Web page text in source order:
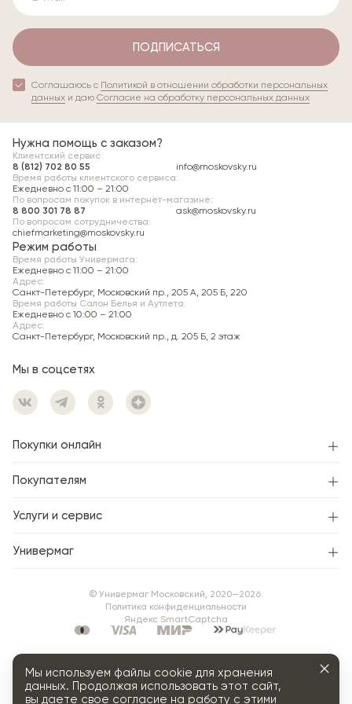
характеристик товара
Заказы от30 000рублей доставляются
При отказеот всех доставленных товаров
стоимость выезда курьера составляет500 рублей
Доставка с примеркой (СПб и ЛО)
Вы можете примерить вещи при доставке и
оплатить только те, которые подошли.
Примерка возможна в помещениях, где
допускается присутствие курьера.
Владельцы карт Premium могут получить
консультацию продавца-стилиста во время
доставки.
Самовывоз
Пункт самовывоза:Московский универмаг, 196066,
Женский зал.
Хранение неоплаченного заказа —
подтверждения.
ПОДПИСАТЬСЯ
Соглашаюсь с Политикой в отношении обработки персональных
данных и даю Согласие на обработку персональных данных
Нужна помощь с заказом?
Клиентский сервис:
8 (812) 702 80 55
info@moskovsky.ru
Время работы клиентского сервиса:
Ежедневно с 11:00 – 21:00
По вопросам сотрудничества:
chiefmarketing@moskovsky.ru
По вопросам покупок в интернет-магазине:
8 800 301 78 87
ask@moskovsky.ru
Режим работы
Время работы Универмага:
Ежедневно c 11:00 – 21:00
Адрес:
Санкт-Петербург, Московский пр., 205 А, 205 Б, 220
Время работы Салон Белья и Аутлета:
Ежедневно c 10:00 – 21:00
Адрес:
Санкт-Петербург, Московский пр., д. 205 Б, 2 этаж
Мы в соцсетях
Покупки онлайн
Покупателям
Услуги и сервис
Универмаг
© Универмаг Московский, 2020—2026.
Политика конфиденциальности
Яндекс SmartCaptcha
Мы используем файлы cookie для хранения
данных. Продолжая использовать этот сайт,
вы даете свое согласие на работу с этими